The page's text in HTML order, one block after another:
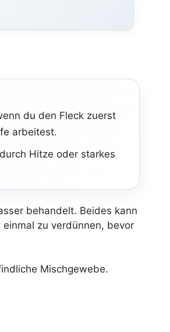
du den Fleck zuerst
arbeitest.
Hitze oder starkes
behandelt. Beides kann
zu verdünnen, bevor
Mischgewebe.